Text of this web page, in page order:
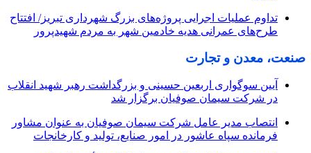
تداوم عملیات اجرایی پروژه‌های بزرگ شهرداری تبریز/ افتتاح
طرح‌های عمرانی هدیه خادمین شهر به مردم شهیدپرور
صنعت، معدن و تجارت
آیین سوگواری اربعین حسینی و بزرگداشت رهبر شهید انقلاب
در شرکت سیمان صوفیان برگزار شد
انتصاب مدیر عامل شرکت سیمان صوفیان به عنوان مشاور
فرمانده سپاه عاشور در امور صنایع، تولید و کارخانجات